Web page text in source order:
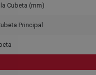
Cubeta (mm)
Principal